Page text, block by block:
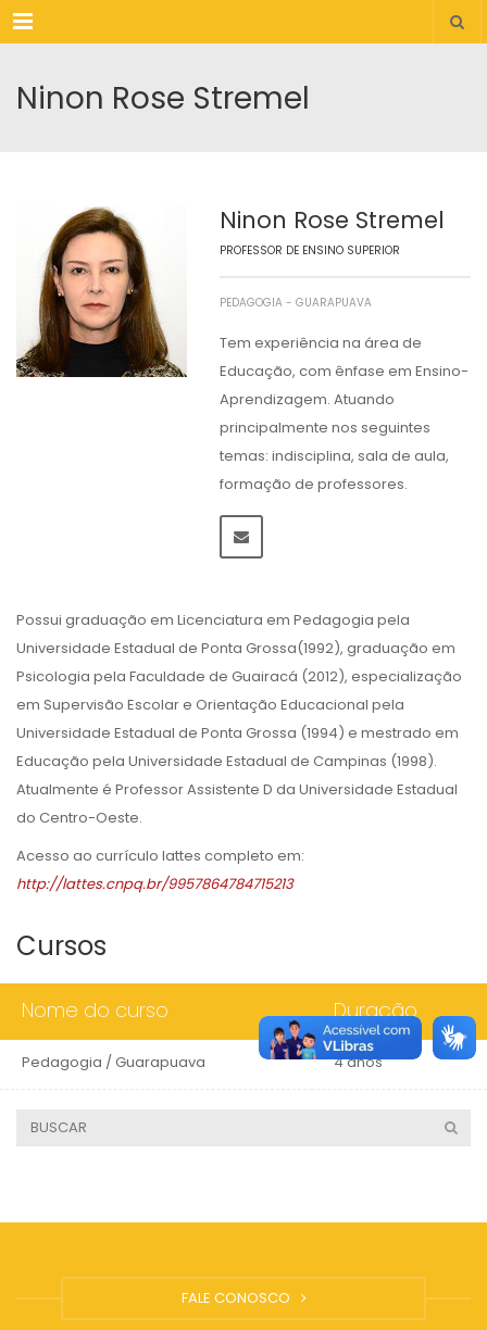
Menu
Ninon Rose Stremel
Ninon Rose Stremel
PROFESSOR DE ENSINO SUPERIOR
PEDAGOGIA - GUARAPUAVA
Tem experiência na área de
Educação, com ênfase em Ensino-
Aprendizagem. Atuando
principalmente nos seguintes
temas: indisciplina, sala de aula,
formação de professores.
Possui graduação em Licenciatura em Pedagogia pela
Universidade Estadual de Ponta Grossa(1992), graduação em
Psicologia pela Faculdade de Guairacá (2012), especialização
em Supervisão Escolar e Orientação Educacional pela
Universidade Estadual de Ponta Grossa (1994) e mestrado em
Educação pela Universidade Estadual de Campinas (1998).
Atualmente é Professor Assistente D da Universidade Estadual
do Centro-Oeste.
Acesso ao currículo lattes completo em:
http://lattes.cnpq.br/9957864784715213
Cursos
Nome do curso Duração
Pedagogia / Guarapuava 4 anos
FALE CONOSCO